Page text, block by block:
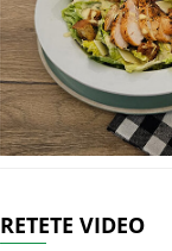
RETETE VIDEO